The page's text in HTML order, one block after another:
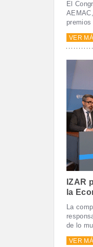
El
VER
IZAR
la
La
de lo
VER